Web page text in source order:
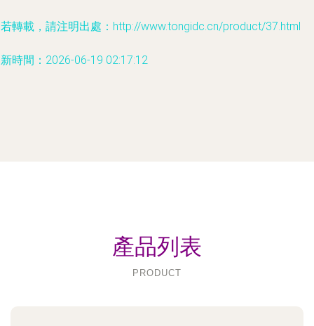
轉載，請注明出處：http://www.tongidc.cn/product/37.html
時間：2026-06-19 02:17:12
產品列表
PRODUCT